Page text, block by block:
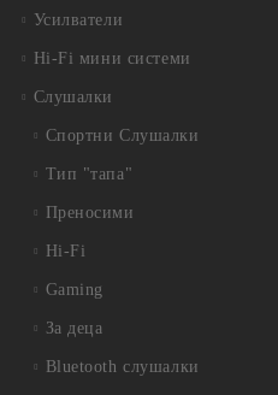
Усилватели
Hi-Fi мини системи
Слушалки
Спортни Слушалки
Тип "тапа"
Преносими
Hi-Fi
Gaming
За деца
Bluetooth слушалки